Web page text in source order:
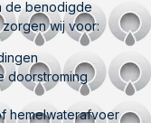
de benodigde
wij voor:
doorstroming
hemelwaterafvoer